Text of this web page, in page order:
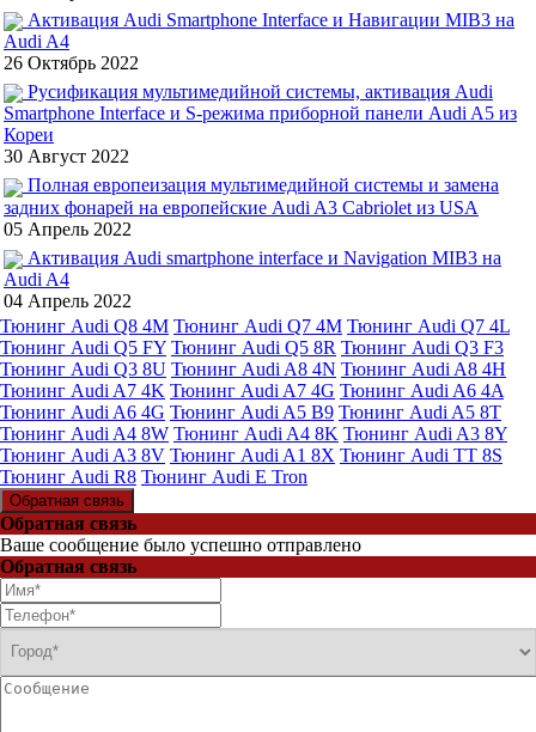
Активация Audi Smartphone Interface и Навигации MIB3 на
Audi A4
26 Октябрь 2022
Русификация мультимедийной системы, активация Audi
Smartphone Interface и S-режима приборной панели Audi A5 из
Кореи
30 Август 2022
Полная европеизация мультимедийной системы и замена
задних фонарей на европейские Audi A3 Cabriolet из USA
05 Апрель 2022
Активация Audi smartphone interface и Navigation MIB3 на
Audi A4
04 Апрель 2022
Тюнинг Audi Q8 4M Тюнинг Audi Q7 4M Тюнинг Audi Q7 4L
Тюнинг Audi Q5 FY Тюнинг Audi Q5 8R Тюнинг Audi Q3 F3
Тюнинг Audi Q3 8U Тюнинг Audi A8 4N Тюнинг Audi A8 4H
Тюнинг Audi A7 4K Тюнинг Audi A7 4G Тюнинг Audi A6 4A
Тюнинг Audi A6 4G Тюнинг Audi A5 B9 Тюнинг Audi A5 8T
Тюнинг Audi A4 8W Тюнинг Audi A4 8K Тюнинг Audi A3 8Y
Тюнинг Audi A3 8V Тюнинг Audi A1 8X Тюнинг Audi TT 8S
Тюнинг Audi R8 Тюнинг Audi E Tron
Обратная связь
Обратная связь
Ваше сообщение было успешно отправлено
Обратная связь